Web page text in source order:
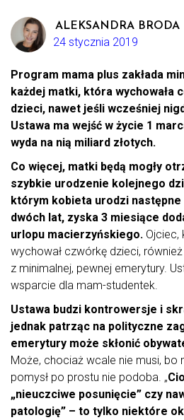
ALEKSANDRA BRODA
24 stycznia 2019
Program mama plus zakłada
każdej matki, która wychowała
dzieci, nawet jeśli wcześniej
Ustawa ma wejść w życie 1
wyda na nią miliard złotych.
Co więcej, matki będą mogły
szybkie urodzenie kolejnego
którym kobieta urodzi
dwóch lat, zyska 3 miesiące
urlopu macierzyńskiego. Ojciec,
wychował czwórkę dzieci,
z minimalnej, pewnej emerytury.
wsparcie dla mam-studentek.
Ustawa budzi kontrowersje i
jednak patrząc na polityczne
emerytury może skłonić
Może, chociaż wcale nie musi, bo
pomysł po prostu nie podoba. „
„nieuczciwe posunięcie” czy
patologię” – to tylko niektóre